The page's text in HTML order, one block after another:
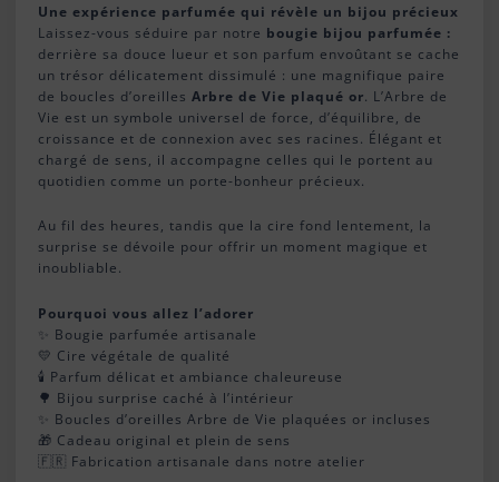
Une expérience parfumée qui révèle un bijou précieux
Laissez-vous séduire par notre bougie bijou parfumée :
derrière sa douce lueur et son parfum envoûtant se cache
un trésor délicatement dissimulé : une magnifique paire
de boucles d’oreilles Arbre de Vie plaqué or. L’Arbre de
Vie est un symbole universel de force, d’équilibre, de
croissance et de connexion avec ses racines. Élégant et
chargé de sens, il accompagne celles qui le portent au
quotidien comme un porte-bonheur précieux.
Au fil des heures, tandis que la cire fond lentement, la
surprise se dévoile pour offrir un moment magique et
inoubliable.
Pourquoi vous allez l’adorer
✨ Bougie parfumée artisanale
💛 Cire végétale de qualité
🕯️ Parfum délicat et ambiance chaleureuse
🌳 Bijou surprise caché à l’intérieur
✨ Boucles d’oreilles Arbre de Vie plaquées or incluses
🎁 Cadeau original et plein de sens
🇫🇷 Fabrication artisanale dans notre atelier